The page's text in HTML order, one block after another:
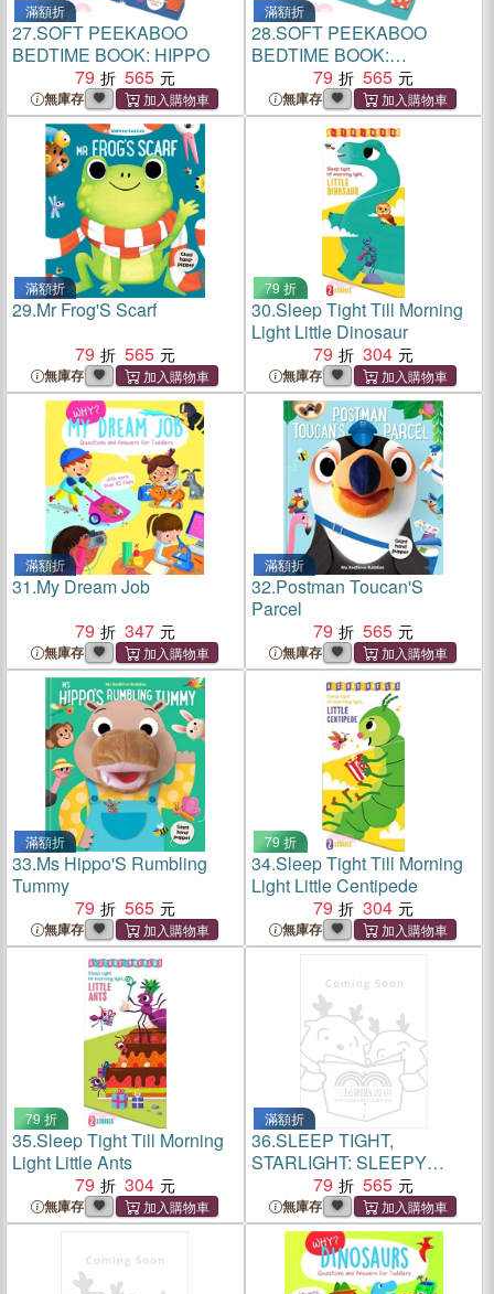
滿額折
27.SOFT PEEKABOO
BEDTIME BOOK: HIPPO
79
565
無庫存
滿額折
28.SOFT PEEKABOO
BEDTIME BOOK:
ELEPHANT
79 565
無庫存
滿額折
29.Mr Frog'S Scarf
79
565
無庫存
79 折
30.Sleep Tight Till Morning
Light Little Dinosaur
79
304
無庫存
滿額折
31.My Dream Job
79
347
無庫存
滿額折
32.Postman Toucan'S
Parcel
79
565
無庫存
滿額折
33.Ms Hippo'S Rumbling
Tummy
79
565
無庫存
79 折
34.Sleep Tight Till Morning
Light Little Centipede
79
304
無庫存
79 折
35.Sleep Tight Till Morning
Light Little Ants
79
304
無庫存
滿額折
36.SLEEP TIGHT,
STARLIGHT: SLEEPY
LITTLE BEAR
79 565
無庫存